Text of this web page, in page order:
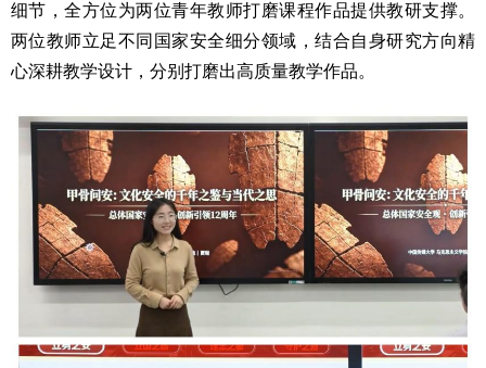
细节，全方位为两位青年教师打磨课程作品提供教研支撑。
两位教师立足不同国家安全细分领域，结合自身研究方向精
心深耕教学设计，分别打磨出高质量教学作品。